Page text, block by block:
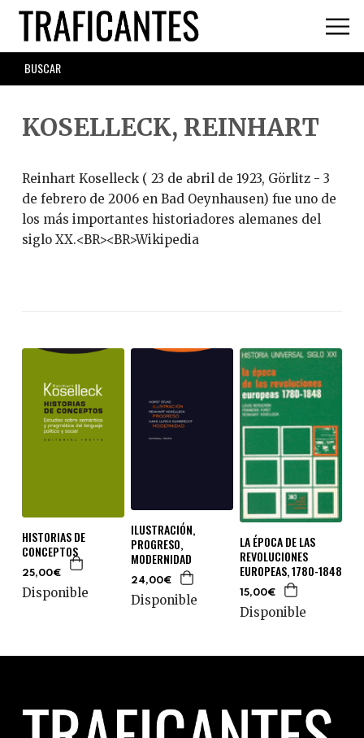
Skip
main
content
SEARCH
FORM
KOSELLECK, REINHART
Reinhart Koselleck ( 23 de abril de 1923, Görlitz - 3
de febrero de 2006 en Bad Oeynhausen) fue uno de
los más importantes historiadores alemanes del
siglo XX.<BR><BR>Wikipedia
HISTORIAS DE
CONCEPTOS
25,00€
Disponible
ILUSTRACIÓN,
PROGRESO,
MODERNIDAD
24,00€
Disponible
LA ÉPOCA DE LAS
REVOLUCIONES
EUROPEAS, 1780-1848
15,00€
Disponible